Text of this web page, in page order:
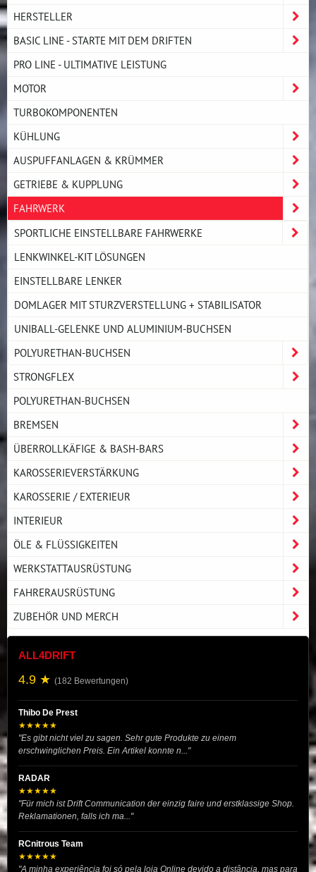
HERSTELLER
BASIC LINE - STARTE MIT DEM DRIFTEN
PRO LINE - ULTIMATIVE LEISTUNG
MOTOR
TURBOKOMPONENTEN
KÜHLUNG
AUSPUFFANLAGEN & KRÜMMER
GETRIEBE & KUPPLUNG
FAHRWERK
SPORTLICHE EINSTELLBARE FAHRWERKE
LENKWINKEL-KIT LÖSUNGEN
EINSTELLBARE LENKER
DOMLAGER MIT STURZVERSTELLUNG + STABILISATOR
UNIBALL-GELENKE UND ALUMINIUM-BUCHSEN
POLYURETHAN-BUCHSEN
STRONGFLEX
POLYURETHAN-BUCHSEN
BREMSEN
ÜBERROLLKÄFIGE & BASH-BARS
KAROSSERIEVERSTÄRKUNG
KAROSSERIE / EXTERIEUR
INTERIEUR
ÖLE & FLÜSSIGKEITEN
WERKSTATTAUSRÜSTUNG
FAHRERAUSRÜSTUNG
ZUBEHÖR UND MERCH
ALL4DRIFT
4.9 ★ (182 Bewertungen)
Thibo De Prest
★★★★★
"Es gibt nicht viel zu sagen. Sehr gute Produkte zu einem
erschwinglichen Preis. Ein Artikel konnte n..."
RADAR
★★★★★
"Für mich ist Drift Communication der einzig faire und erstklassige Shop.
Reklamationen, falls ich ma..."
RCnitrous Team
★★★★★
"A minha experiência foi só pela loja Online devido a distância, mas para